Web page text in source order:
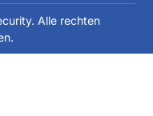
Alle rechten